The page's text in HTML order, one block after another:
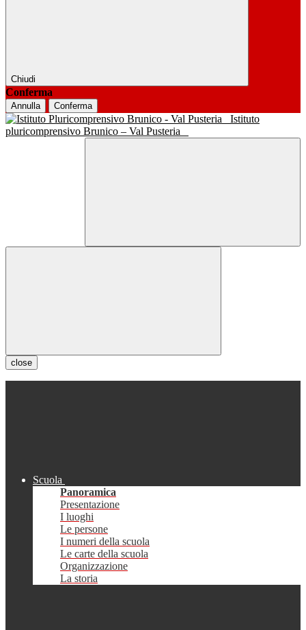
Chiudi
Conferma
Annulla Conferma
Istituto
pluricomprensivo Brunico – Val Pusteria
close
Scuola
Panoramica
Presentazione
I luoghi
Le persone
I numeri della scuola
Le carte della scuola
Organizzazione
La storia